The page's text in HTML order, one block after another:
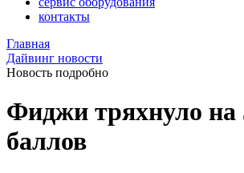
контакты
Главная
Дайвинг новости
Новость подробно
Фиджи тряхнуло на
баллов